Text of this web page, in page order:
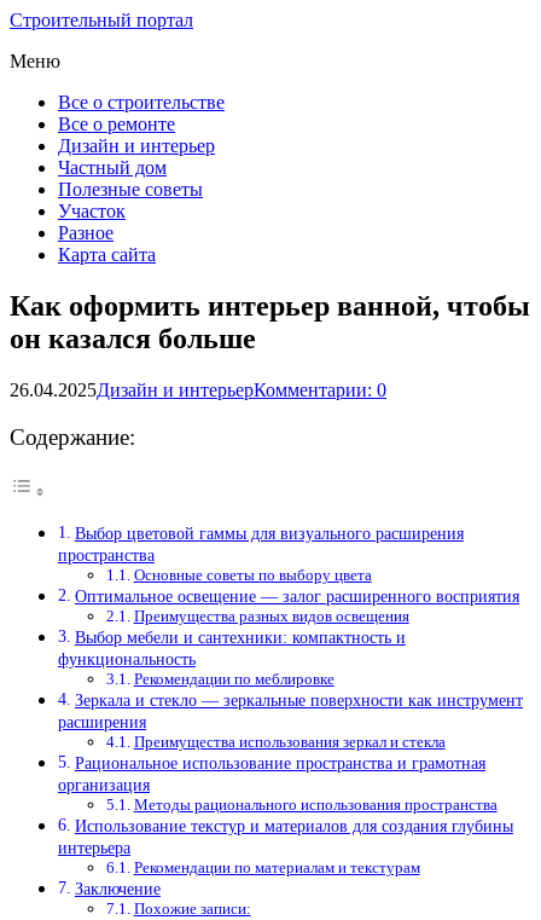
Строительный портал
Меню
Все о строительстве
Все о ремонте
Дизайн и интерьер
Частный дом
Полезные советы
Участок
Разное
Карта сайта
Как оформить интерьер ванной, чтобы
он казался больше
26.04.2025Дизайн и интерьерКомментарии: 0
Содержание:
Выбор цветовой гаммы для визуального расширения
пространства
Основные советы по выбору цвета
Оптимальное освещение — залог расширенного восприятия
Преимущества разных видов освещения
Выбор мебели и сантехники: компактность и
функциональность
Рекомендации по меблировке
Зеркала и стекло — зеркальные поверхности как инструмент
расширения
Преимущества использования зеркал и стекла
Рациональное использование пространства и грамотная
организация
Методы рационального использования пространства
Использование текстур и материалов для создания глубины
интерьера
Рекомендации по материалам и текстурам
Заключение
Похожие записи: